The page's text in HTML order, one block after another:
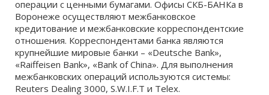
операции с ценными бумагами. Офисы СКБ-БАНКа в
Воронеже осуществляют межбанковское
кредитование и межбанковские корреспондентские
отношения. Корреспондентами банка являются
крупнейшие мировые банки – «Deutsche Bank»,
«Raiffeisen Bank», «Bank of China». Для выполнения
межбанковских операций используются системы:
Reuters Dealing 3000, S.W.I.F.T и Telex.